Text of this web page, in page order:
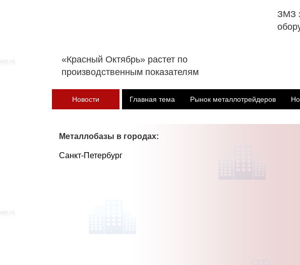
ЗМЗ
«Красный Октябрь» растет по
производственным показателям
Новости Главная тема Рынок металлотрейдеров
Металлобазы в городах:
Санкт-Петербург